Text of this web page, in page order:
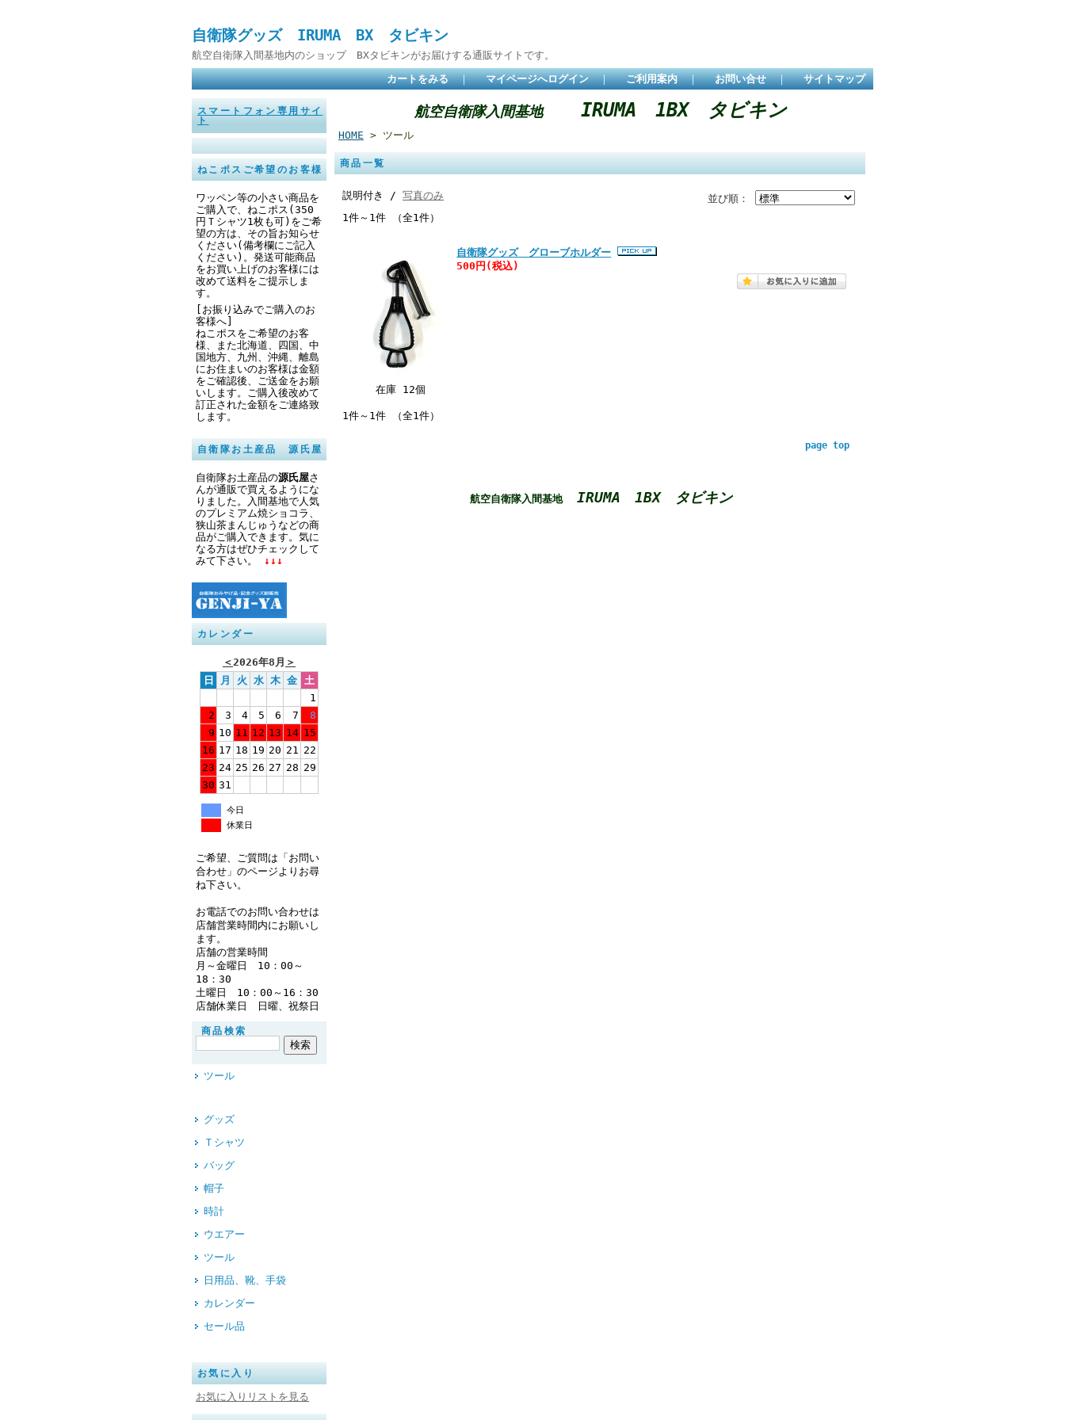
自衛隊グッズ IRUMA BX タビキン
航空自衛隊入間基地内のショップ BXタビキンがお届けする通販サイトです。
カートをみる ｜ マイページへログイン ｜ ご利用案内 ｜ お問い合せ ｜ サイトマップ
スマートフォン専用サイ
ト
ねこポスご希望のお客様
ワッペン等の小さい商品を
ご購入で、ねこポス(350
円 Ｔシャツ1枚も可)をご希
望の方は、その旨お知らせ
ください(備考欄にご記入
ください)。発送可能商品
をお買い上げのお客様には
改めて送料をご提示しま
す。
[お振り込みでご購入のお
客様へ]
ねこポスをご希望のお客
様、また北海道、四国、中
国地方、九州、沖縄、離島
にお住まいのお客様は金額
をご確認後、ご送金をお願
いします。ご購入後改めて
訂正された金額をご連絡致
します。
自衛隊お土産品 源氏屋
自衛隊お土産品の源氏屋さ
んが通販で買えるようにな
りました。入間基地で人気
のプレミアム焼ショコラ、
狭山茶まんじゅうなどの商
品がご購入できます。気に
なる方はぜひチェックして
みて下さい。 ↓↓↓
カレンダー
＜2026年8月 ＞
日
月 火 水 木 金 土
1
2
3 4 5 6 7
8
9 10 11 12 13 14 15
16 17 18 19 20 21 22
23 24 25 26 27 28 29
30 31
今日
休業日
ご希望、ご質問は「お問い
合わせ」のページよりお尋
ね下さい。
お電話でのお問い合わせは
店舗営業時間内にお願いし
ます。
店舗の営業時間
月～金曜日 10：00～
18：30
土曜日 10：00～16：30
店舗休業日 日曜、祝祭日
商品検索
ツール
グッズ
Ｔシャツ
バッグ
帽子
時計
ウエアー
ツール
日用品、靴、手袋
カレンダー
セール品
お気に入り
お気に入りリストを見る
航空自衛隊入間基地 IRUMA 1BX タビキン
HOME > ツール
商品一覧
並び順：
説明付き / 写真のみ
1件～1件 （全1件）
在庫 12個
自衛隊グッズ グローブホルダー
500円 (税込)
1件～1件 （全1件）
page top
航空自衛隊入間基地 IRUMA 1BX タビキン